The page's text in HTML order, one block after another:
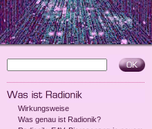
Wirkungsweise
Was genau ist Radionik?